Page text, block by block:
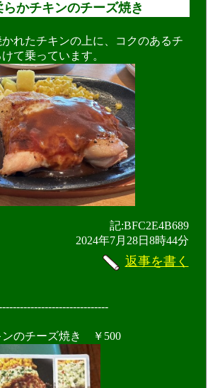
らかチキンのチーズ焼き
れたチキンの上に、コクのあるチ
て乗っています。
記:BFC2E4B689
2024年7月28日8時44分
返事を書く
ンのチーズ焼き ￥500